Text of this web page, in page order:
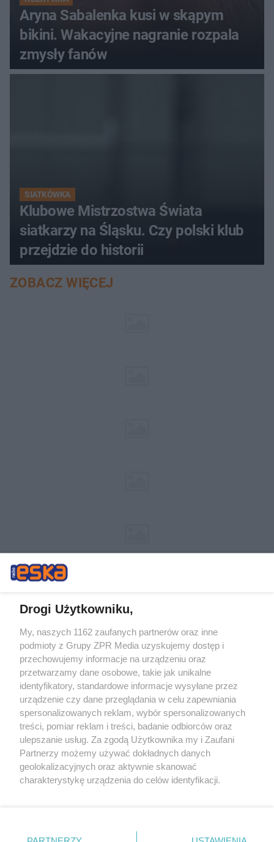
Aryna Sabalenka kusi w skąpym
bikini. Wakacyjne nagranie rozpala
zmysły fanów
SIATKÓWKA
Klubowe Mistrzostwa Świata
siatkarzy na Śląsku. Czy polski klub
przejdzie do historii
ZOBACZ WIĘCEJ
Żaden utwór zamieszczony w serwisie nie może być powielany i
rozpowszechniany lub dalej rozpowszechniany w jakikolwiek sposób (w
tym także elektroniczny lub mechaniczny) na jakimkolwiek polu
eksploatacji w jakiejkolwiek formie, włącznie z umieszczaniem w
Internecie bez pisemnej zgody właściciela praw. Jakiekolwiek użycie lub
wykorzystanie utworów w całości lub w części z naruszeniem prawa,
tzn. bez właściwej zgody, jest zabronione pod groźbą kary i może być
ścigane prawnie.
Drogi Użytkowniku,
My, naszych 1162 zaufanych partnerów oraz inne
podmioty z Grupy ZPR Media uzyskujemy dostęp i
przechowujemy informacje na urządzeniu oraz
przetwarzamy dane osobowe, takie jak unikalne
identyfikatory, standardowe informacje wysyłane przez
urządzenie czy dane przeglądania w celu zapewniania
spersonalizowanych reklam, wybór spersonalizowanych
treści, pomiar reklam i treści, badanie odbiorców oraz
ulepszanie usług. Za zgodą Użytkownika my i Zaufani
Partnerzy możemy używać dokładnych danych
geolokalizacyjnych oraz aktywnie skanować
charakterystykę urządzenia do celów identyfikacji.
zmienić/wycofać klikając przycisk ustawień prywatności